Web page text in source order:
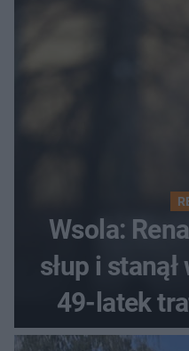
Wsola:
słup i
49-latek